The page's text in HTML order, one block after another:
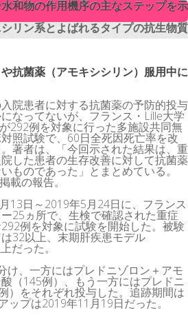
和物の作用機序の主なステップを示
リン系とよばれるタイプの抗生物質
抗菌薬（アモキシシリン）服用中に
院患者に対する抗菌薬の予防的投与
なってないが、フランス・Lille大学
292例を対象に行った多施設共同無
照試験で、60日全死因死亡率を改
著者は、「今回示された結果は、重
した患者の生存改善に対して抗菌薬
ものであった」とまとめている。
載の報告。
13日～2019年5月24日に、フランス
25ヵ所で、生検で確認された重症
例を対象に試験を開始した。被験
32以上、末期肝疾患モデル
だった。
け、一方にはプレドニゾロン＋アモ
（145例）、もう一方にはプレドニ
）をそれぞれ投与した。追跡期間は
ップは2019年11月19日だった。
和物の作用機序の主なステップを示
リン系とよばれるタイプの抗生物質